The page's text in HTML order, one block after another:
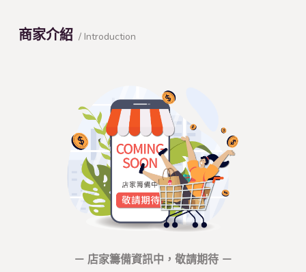
商家介紹 / Introduction
－ 店家籌備資訊中，敬請期待 －